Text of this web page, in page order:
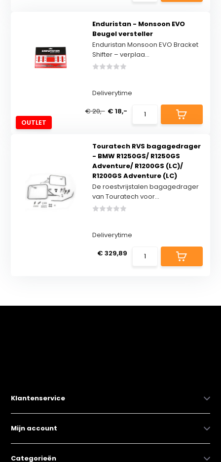
OUTLET
Enduristan - Monsoon EVO
Beugel versteller
Enduristan Monsoon EVO Bracket
Shifter – verplaa...
Deliverytime
€ 20,- € 18,-
Touratech RVS bagagedrager
- BMW R1250GS/ R1250GS
Adventure/ R1200GS (LC)/
R1200GS Adventure (LC)
De roestvrijstalen bagagedrager
van Touratech voor...
Deliverytime
€ 329,89
Klantenservice
Mijn account
Categorieën